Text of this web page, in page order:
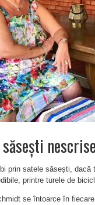
nescrise
prin satele săsești,
printre turele de
se întoarce în